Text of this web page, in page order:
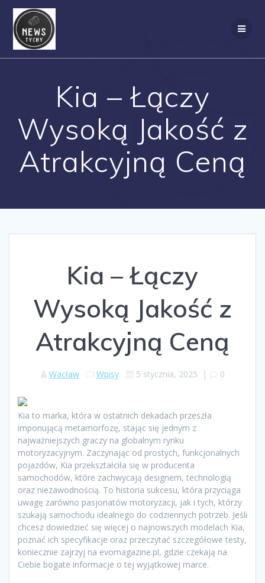
Kia – Łączy
Wysoką Jakość z
Atrakcyjną Ceną
Kia – Łączy
Wysoką Jakość z
Atrakcyjną Ceną
Wacław Wpisy 5 stycznia, 2025 | 0
Kia to marka, która w ostatnich dekadach przeszła
imponującą metamorfozę, stając się jednym z
najważniejszych graczy na globalnym rynku
motoryzacyjnym. Zaczynając od prostych, funkcjonalnych
pojazdów, Kia przekształciła się w producenta
samochodów, które zachwycają designem, technologią
oraz niezawodnością. To historia sukcesu, która przyciąga
uwagę zarówno pasjonatów motoryzacji, jak i tych, którzy
szukają samochodu idealnego do codziennych potrzeb. Jeśli
chcesz dowiedzieć się więcej o najnowszych modelach Kia,
poznać ich specyfikacje oraz przeczytać szczegółowe testy,
koniecznie zajrzyj na evomagazine.pl, gdzie czekają na
Ciebie bogate informacje o tej wyjątkowej marce.